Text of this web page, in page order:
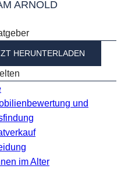
ARNOLD
HERUNTERLADEN
und
im Alter